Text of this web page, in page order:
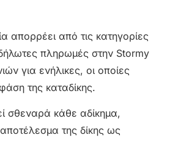
απορρέει από τις κατηγορίες
πληρωμές στην Stormy
για ενήλικες, οι οποίες
της καταδίκης.
σθεναρά κάθε αδίκημα,
της δίκης ως